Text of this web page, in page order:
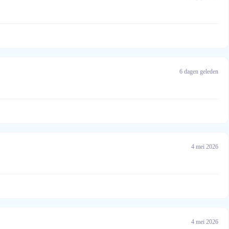
6 dagen geleden
4 mei 2026
4 mei 2026